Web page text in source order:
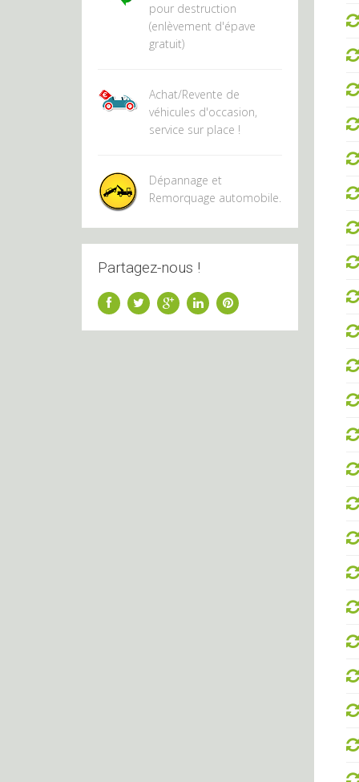
pour destruction
(enlèvement d'épave
gratuit)
Achat/Revente de
véhicules d'occasion,
service sur place !
Dépannage et
Remorquage automobile.
Partagez-nous !